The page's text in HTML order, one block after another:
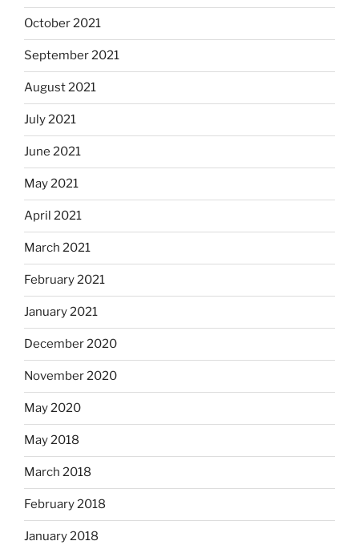
October 2021
September 2021
August 2021
July 2021
June 2021
May 2021
April 2021
March 2021
February 2021
January 2021
December 2020
November 2020
May 2020
May 2018
March 2018
February 2018
January 2018